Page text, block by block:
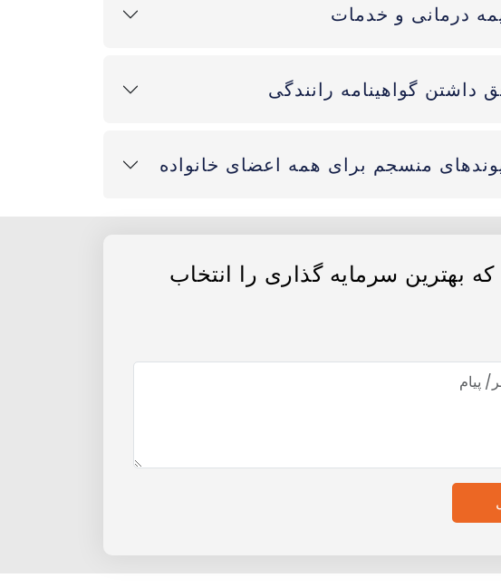
درمانی و خدمات
داشتن گواهینامه رانندگی
منسجم برای همه اعضای خانواده
بهترین سرمایه گذاری را انتخاب